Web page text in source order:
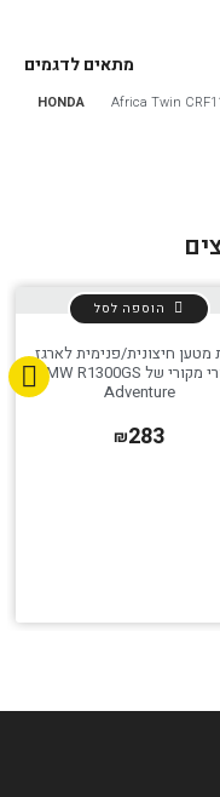
מתאים לדגמים
HONDA Africa Twin
מטען חיצונית/פנימית לארגז
אחורי מקורי של BMW R1300GS
Adventure
₪283
הוספה לסל
אפס